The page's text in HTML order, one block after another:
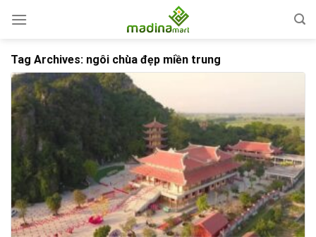
Tag Archives: ngôi chùa đẹp miền trung